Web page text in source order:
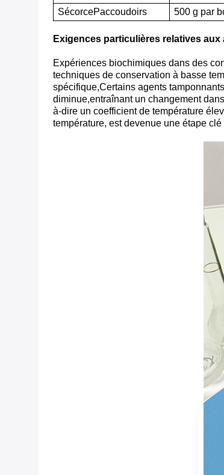
SécorcePaccoudoirs 500 g par
Exigences particulières relatives
Expériences biochimiques dans des
techniques de conservation à basse
spécifique,Certains agents
diminue,entraînant un changement
à-dire un coefficient de température
température, est devenue une étape